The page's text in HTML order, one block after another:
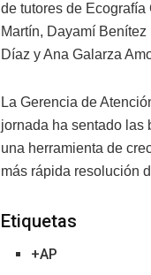
de tutores de
Martín, Dayamí
Díaz y Ana Galarza
La Gerencia de
jornada ha sentado las
una herramienta de
más rápida resolución
Etiquetas
+AP